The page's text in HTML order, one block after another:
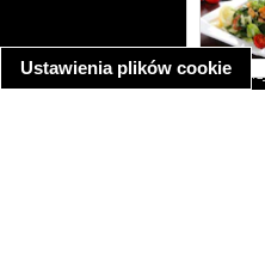
Ustawienia plików cookie
informacja
informacja o